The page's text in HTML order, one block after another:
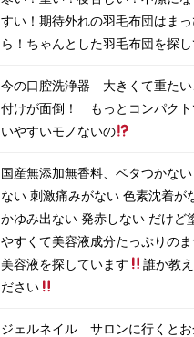
すい！期待外れの羽毛布団はま
ら！ちゃんとした羽毛布団を探し
今の口腔洗浄器 大きくて重たい
付けが面倒！ もっとコンパクト
いやすいモノないの
国産無添加無香料、ベタつかな
ない 刺激痛みがない 色素沈着が
かゆみ出ない 発赤しない だけど
やすくて美容液成分たっぷりの
美容液を探しています
誰か教え
ださい
ジェルネイル サロンに行くとお